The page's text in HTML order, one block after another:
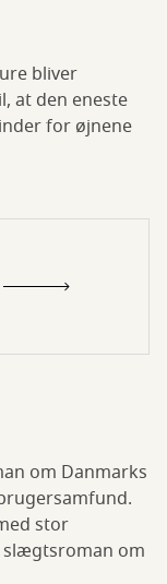
bliver
at den eneste
for øjnene
om Danmarks
stor
om